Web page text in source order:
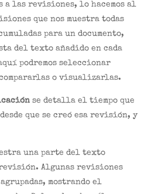
a las revisiones, lo hacemos al
que nos muestra todas
para un documento,
del texto añadido en cada
podremos seleccionar
o visualizarlas.
se detalla el tiempo que
que se creó esa revisión, y
una parte del texto
revisión. Algunas revisiones
mostrando el